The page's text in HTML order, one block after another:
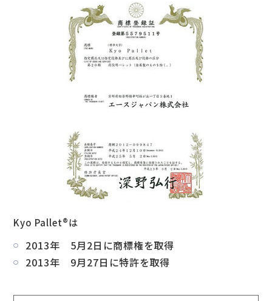
Kyo Pallet®は
2013年 5月2日に商標権を取得
2013年 9月27日に特許を取得